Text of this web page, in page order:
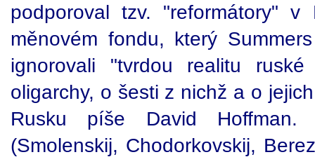
podporoval tzv. "reformátory"
měnovém fondu, který
ignorovali "tvrdou realitu
oligarchy, o šesti z nichž a o
Rusku píše David Hoffman.
(Smolenskij, Chodorkovskij,